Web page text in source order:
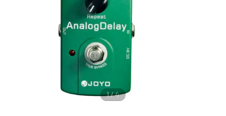
1/4